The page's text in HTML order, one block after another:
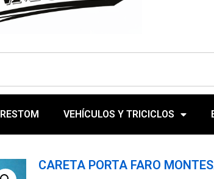
RESTOM VEHÍCULOS Y TRICICLOS
CARETA PORTA FARO